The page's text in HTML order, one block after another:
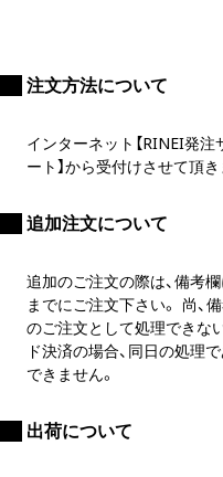
注文方法について
インターネット【RINEI発注
ート】から受付けさせて頂き
追加注文について
追加のご注文の際は、備考
までにご注文下さい。 尚、
のご注文として処理できな
ド決済の場合、同日の処理
できません。
出荷について